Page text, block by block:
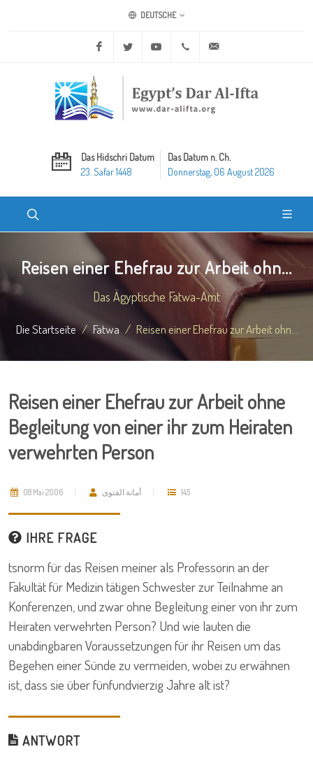
DEUTSCHE
Facebook Twitter Youtube +20 2 25970400
Das Hidschri Datum
23. Safar 1448
Das Datum n. Ch.
Donnerstag, 06 August 2026
Reisen einer Ehefrau zur Arbeit ohn...
Das Ägyptische Fatwa-Amt
Die Startseite Fatwa Reisen einer Ehefrau zur Arbeit ohn...
Reisen einer Ehefrau zur Arbeit ohne
Begleitung von einer ihr zum Heiraten
verwehrten Person
08 Mai 2006 أمانة الفتوى 145
IHRE FRAGE
tsnorm für das Reisen meiner als Professorin an der
Fakultät für Medizin tätigen Schwester zur Teilnahme an
Konferenzen, und zwar ohne Begleitung einer von ihr zum
Heiraten verwehrten Person? Und wie lauten die
unabdingbaren Voraussetzungen für ihr Reisen um das
Begehen einer Sünde zu vermeiden, wobei zu erwähnen
ist, dass sie über fünfundvierzig Jahre alt ist?
ANTWORT